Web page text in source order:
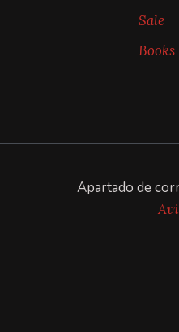
Sale
Books
Apartado de